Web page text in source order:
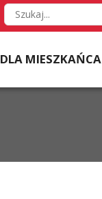
Wyszukaj
w
DLA MIESZKAŃCA